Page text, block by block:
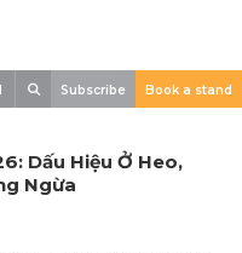
Subscribe Book a stand
Dấu Hiệu Ở Heo,
Ngừa